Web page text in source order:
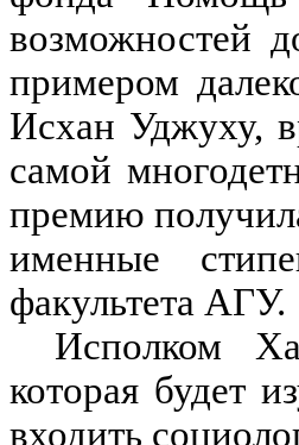
возможностей
примером
Исхан Уджуху,
самой
премию
именные
факультета АГУ.
Исполком
которая будет
входить